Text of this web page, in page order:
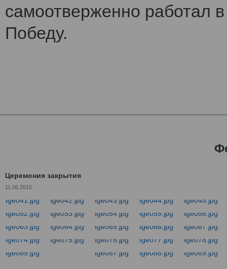
самоотверженно работал
Победу.
Церемония закрытия
11.06.2015